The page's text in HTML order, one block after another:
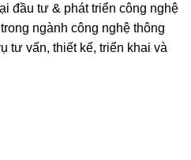
đầu tư & phát triển công nghệ
ngành công nghệ thông
tư vấn, thiết kế, triển khai và